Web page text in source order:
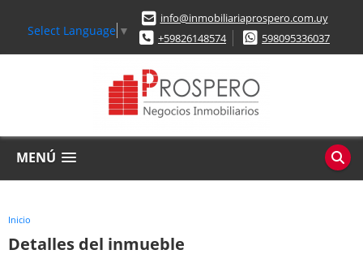
Select Language ▼
info@inmobiliariaprospero.com.uy
+59826148574
598095336037
MENÚ
Inicio
Detalles del inmueble